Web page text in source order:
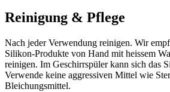
Reinigung & Pflege
Nach jeder Verwendung reinigen. Wir
Silikon-Produkte von Hand mit heissem
reinigen. Im Geschirrspüler kann sich das
Verwende keine aggressiven Mittel wie
Bleichungsmittel.